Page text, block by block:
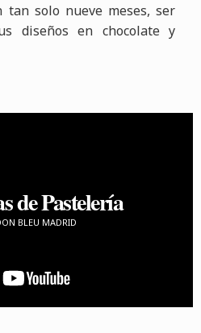
solo nueve meses, ser
diseños en chocolate y
de Pastelería
BLEU MADRID